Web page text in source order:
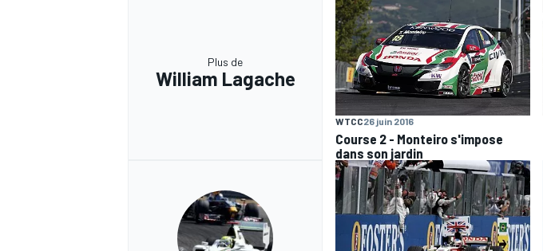
Plus de
William Lagache
WTCC26 juin 2016
Course 2 - Monteiro s'impose
dans son jardin